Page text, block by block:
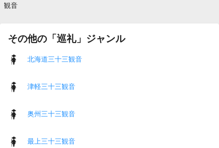
観音
その他の「巡礼」ジャンル
北海道三十三観音
津軽三十三観音
奥州三十三観音
最上三十三観音